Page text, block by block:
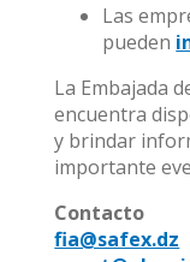
Las
pueden
La Embajada
encuentra
y brindar
importante
Contacto
fia@safex.dz